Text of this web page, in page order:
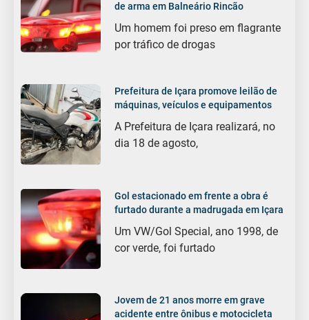
de arma em Balneário Rincão
Um homem foi preso em flagrante
por tráfico de drogas
Prefeitura de Içara promove leilão de
máquinas, veículos e equipamentos
A Prefeitura de Içara realizará, no
dia 18 de agosto,
Gol estacionado em frente a obra é
furtado durante a madrugada em Içara
Um VW/Gol Special, ano 1998, de
cor verde, foi furtado
Jovem de 21 anos morre em grave
acidente entre ônibus e motocicleta